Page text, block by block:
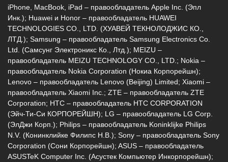
iPhone, MacBook, iPad – правообладатель Apple Inc. (Эпл
Инк.); Huawei и Honor – правообладатель HUAWEI
TECHNOLOGIES CO., LTD. (ХУАВЕЙ ТЕКНОЛОДЖИС КО.,
ЛТД.); Samsung – правообладатель Samsung Electronics Co.
Ltd. (Самсунг Электроникс Ко., Лтд.); MEIZU –
правообладатель MEIZU TECHNOLOGY CO., LTD.; Nokia –
правообладатель Nokia Corporation (Нокиа Корпорейшн);
Lenovo – правообладатель Lenovo (Beijing) Limited; Xiaomi –
правообладатель Xiaomi Inc.; ZTE – правообладатель ZTE
Corporation; HTC – правообладатель HTC CORPORATION
(Эйч-Ти-Си КОРПОРЕЙШН); LG – правообладатель LG Corp.
(ЭлДжи Корп.); Philips – правообладатель Koninklijke Philips
N.V. (Конинклийке Филипс Н.В.); Sony – правообладатель Sony
Corporation (Сони Корпорейшн); ASUS – правообладатель
ASUSTeK Computer Inc. (Асустек Компьютер Инкорпорейшн);